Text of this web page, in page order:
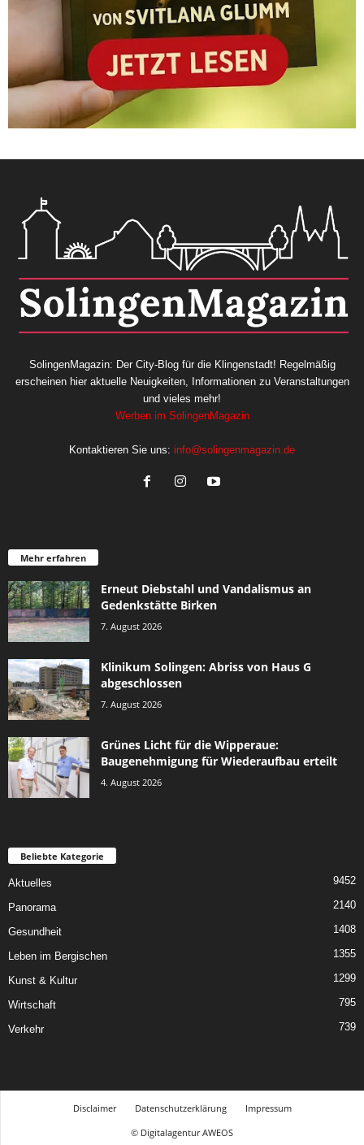
SolingenMagazin: Der City-Blog für die Klingenstadt! Regelmäßig
erscheinen hier aktuelle Neuigkeiten, Informationen zu Veranstaltungen
und vieles mehr!
Werben im SolingenMagazin
Kontaktieren Sie uns: info@solingenmagazin.de
Mehr erfahren
Erneut Diebstahl und Vandalismus an
Gedenkstätte Birken
7. August 2026
Klinikum Solingen: Abriss von Haus G
abgeschlossen
7. August 2026
Grünes Licht für die Wipperaue:
Baugenehmigung für Wiederaufbau erteilt
4. August 2026
Beliebte Kategorie
Aktuelles 9452
Panorama 2140
Gesundheit 1408
Leben im Bergischen 1355
Kunst & Kultur 1299
Wirtschaft 795
Verkehr 739
Disclaimer Datenschutzerklärung
Impressum
© Digitalagentur AWEOS